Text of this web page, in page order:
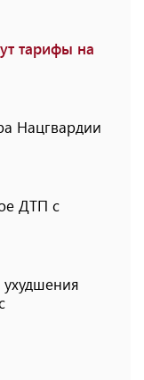
тарифы на
Нацгвардии
ДТП с